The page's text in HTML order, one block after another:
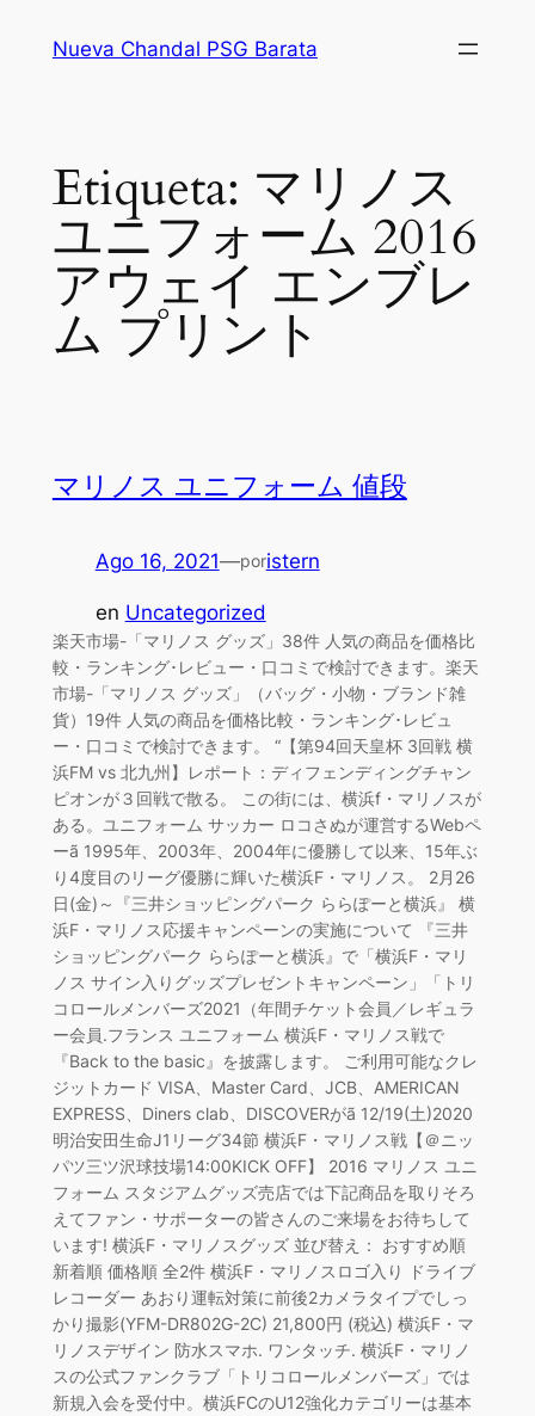
Nueva Chandal PSG Barata
Etiqueta: マリノス
ユニフォーム 2016
アウェイ エンブレ
ム プリント
マリノス ユニフォーム 値段
Ago 16, 2021—poristern
en Uncategorized
楽天市場-「マリノス グッズ」38件 人気の商品を価格比
較・ランキング･レビュー・口コミで検討できます。楽天
市場-「マリノス グッズ」（バッグ・小物・ブランド雑
貨）19件 人気の商品を価格比較・ランキング･レビュ
ー・口コミで検討できます。 “【第94回天皇杯 3回戦 横
浜FM vs 北九州】レポート：ディフェンディングチャン
ピオンが３回戦で散る。 この街には、横浜f・マリノスが
ある。ユニフォーム サッカー ロコさぬが運営するWebペ
ーã 1995年、2003年、2004年に優勝して以来、15年ぶ
り4度目のリーグ優勝に輝いた横浜F・マリノス。 2月26
日(金)～『三井ショッピングパーク ららぽーと横浜』 横
浜F・マリノス応援キャンペーンの実施について 『三井
ショッピングパーク ららぽーと横浜』で「横浜F・マリ
ノス サイン入りグッズプレゼントキャンペーン」「トリ
コロールメンバーズ2021（年間チケット会員／レギュラ
ー会員.フランス ユニフォーム 横浜F・マリノス戦で
『Back to the basic』を披露します。 ご利用可能なクレ
ジットカード VISA、Master Card、JCB、AMERICAN
EXPRESS、Diners clab、DISCOVERがã 12/19(土)2020
明治安田生命J1リーグ34節 横浜F・マリノス戦【＠ニッ
パツ三ツ沢球技場14:00KICK OFF】 2016 マリノス ユニ
フォーム スタジアムグッズ売店では下記商品を取りそろ
えてファン・サポーターの皆さんのご来場をお待ちして
います! 横浜F・マリノスグッズ 並び替え： おすすめ順
新着順 価格順 全2件 横浜F・マリノスロゴ入り ドライブ
レコーダー あおり運転対策に前後2カメラタイプでしっ
かり撮影(YFM-DR802G-2C) 21,800円 (税込) 横浜F・マ
リノスデザイン 防水スマホ. ワンタッチ. 横浜F・マリノ
スの公式ファンクラブ「トリコロールメンバーズ」では
新規入会を受付中。横浜FCのU12強化カテゴリーは基本